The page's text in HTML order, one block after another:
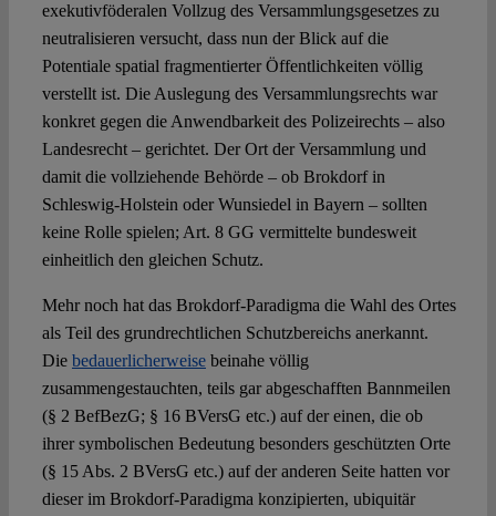
exekutivföderalen Vollzug des Versammlungsgesetzes zu
neutralisieren versucht, dass nun der Blick auf die
Potentiale spatial fragmentierter Öffentlichkeiten völlig
verstellt ist. Die Auslegung des Versammlungsrechts war
konkret gegen die Anwendbarkeit des Polizeirechts – also
Landesrecht – gerichtet. Der Ort der Versammlung und
damit die vollziehende Behörde – ob Brokdorf in
Schleswig-Holstein oder Wunsiedel in Bayern – sollten
keine Rolle spielen; Art. 8 GG vermittelte bundesweit
einheitlich den gleichen Schutz.
Mehr noch hat das Brokdorf-Paradigma die Wahl des Ortes
als Teil des grundrechtlichen Schutzbereichs anerkannt.
Die bedauerlicherweisebeinahe völlig
zusammengestauchten, teils gar abgeschafften Bannmeilen
(§ 2 BefBezG; § 16 BVersG etc.) auf der einen, die ob
ihrer symbolischen Bedeutung besonders geschützten Orte
(§ 15 Abs. 2 BVersG etc.) auf der anderen Seite hatten vor
dieser im Brokdorf-Paradigma konzipierten, ubiquitär